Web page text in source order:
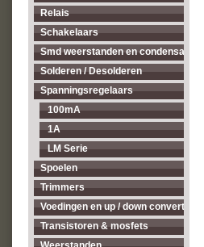
Relais
Schakelaars
Smd weerstanden en condensatoren
Solderen / Desolderen
Spanningsregelaars
100mA
1A
LM Serie
Spoelen
Trimmers
Voedingen en up / down converters
Transistoren & mosfets